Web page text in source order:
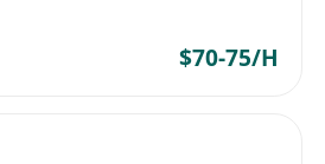
$70-75/H